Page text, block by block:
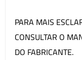
PARA MAIS
CONSULTAR O
DO FABRICANTE.